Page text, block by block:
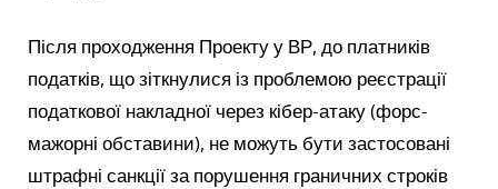
Після проходження Проекту у ВР, до платників
податків, що зіткнулися із проблемою реєстрації
податкової накладної через кібер-атаку (форс-
мажорні обставини), не можуть бути застосовані
штрафні санкції за порушення граничних строків